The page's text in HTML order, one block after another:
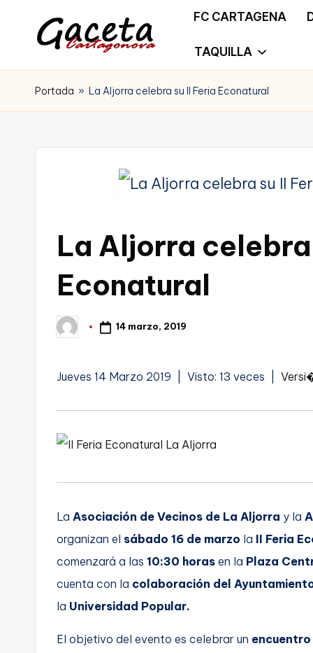
Saltar
al
G
a
e
Gaceta
Cartagonova,
informa
Cartagena,
Cartagena,
FC CARTAGENA
TAQUILLA
Portada » La Aljorra celebra su II Feria Econatural
La Aljorra celebra
Econatural
Publicado
por
14 marzo, 2019
Jueves 14 Marzo 2019 | Visto: 13 veces |
La Asociación de Vecinos de La Aljorra y la
organizan el sábado 16 de marzo la II Feria
comenzará a las 10:30 horas en la Plaza
cuenta con la colaboración del
la Universidad Popular.
El objetivo del evento es celebrar un encuentro